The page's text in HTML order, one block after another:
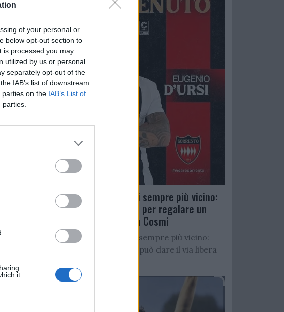
of your personal or
below opt-out section to
is processed you may
utilized by us or personal
separately opt-out of the
IAB’s list of downstream
parties on the IAB’s List of
it
di
Salernitana, D’Ursi sempre più vicino:
Faggiano accelera per regalare un
altro attaccante a Cosmi
Salernitana, D’Ursi sempre più vicino:
Starita al Sorrento può dare il via libera